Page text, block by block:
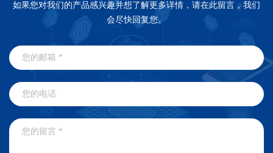
如果您对我们的产品感兴趣并想了解更多详情，请在此留言，我们
会尽快回复您。